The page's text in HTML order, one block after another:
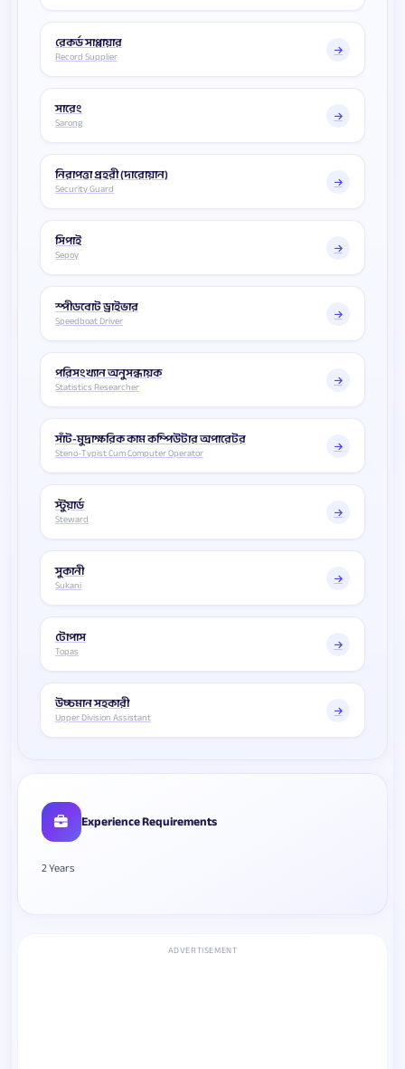
রেকর্ড সাপ্লায়ার
Record Supplier
সারেং
Sarong
নিরাপত্তা প্রহরী (দারোয়ান)
Security Guard
সিপাই
Sepoy
স্পীডবোট ড্রাইভার
Speedboat Driver
পরিসংখ্যান অনুসন্ধায়ক
Statistics Researcher
সাঁট-মুদ্রাক্ষরিক কাম কম্পিউটার অপারেটর
Steno-Typist Cum Computer Operator
স্টুয়ার্ড
Steward
সুকানী
Sukani
টোপাস
Topas
উচ্চমান সহকারী
Upper Division Assistant
Experience Requirements
2 Years
ADVERTISEMENT